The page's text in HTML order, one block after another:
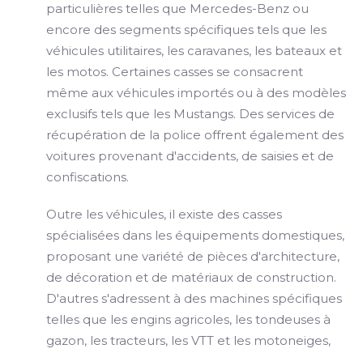
particulières telles que Mercedes-Benz ou
encore des segments spécifiques tels que les
véhicules utilitaires, les caravanes, les bateaux et
les motos. Certaines casses se consacrent
même aux véhicules importés ou à des modèles
exclusifs tels que les Mustangs. Des services de
récupération de la police offrent également des
voitures provenant d'accidents, de saisies et de
confiscations.
Outre les véhicules, il existe des casses
spécialisées dans les équipements domestiques,
proposant une variété de pièces d'architecture,
de décoration et de matériaux de construction.
D'autres s'adressent à des machines spécifiques
telles que les engins agricoles, les tondeuses à
gazon, les tracteurs, les VTT et les motoneiges,